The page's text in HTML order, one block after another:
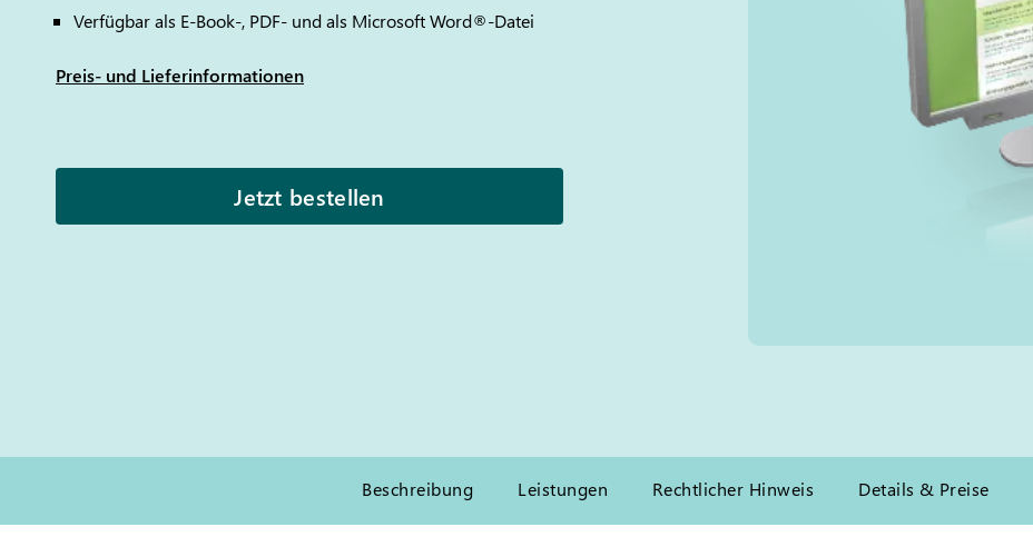
Verfügbar als E-Book-, PDF- und als Microsoft Word®-Datei
Preis- und Lieferinformationen
Jetzt bestellen
Beschreibung Leistungen Rechtlicher Hinweis Details & Preise